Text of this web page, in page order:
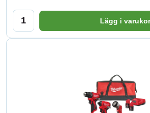
Lägg i